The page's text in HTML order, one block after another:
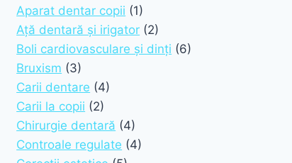
Aparat dentar copii (1)
Ață dentară și irigator (2)
Boli cardiovasculare și dinți (6)
Bruxism (3)
Carii dentare (4)
Carii la copii (2)
Chirurgie dentară (4)
Controale regulate (4)